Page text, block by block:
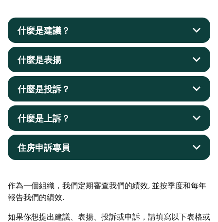
什麼是建議？
什麼是表揚
什麼是投訴？
什麼是上訴？
住房申訴專員
作為一個組織，我們定期審查我們的績效, 並按季度和每年
報告我們的績效.
如果你想提出建議、表揚、投訴或申訴，請填寫以下表格或